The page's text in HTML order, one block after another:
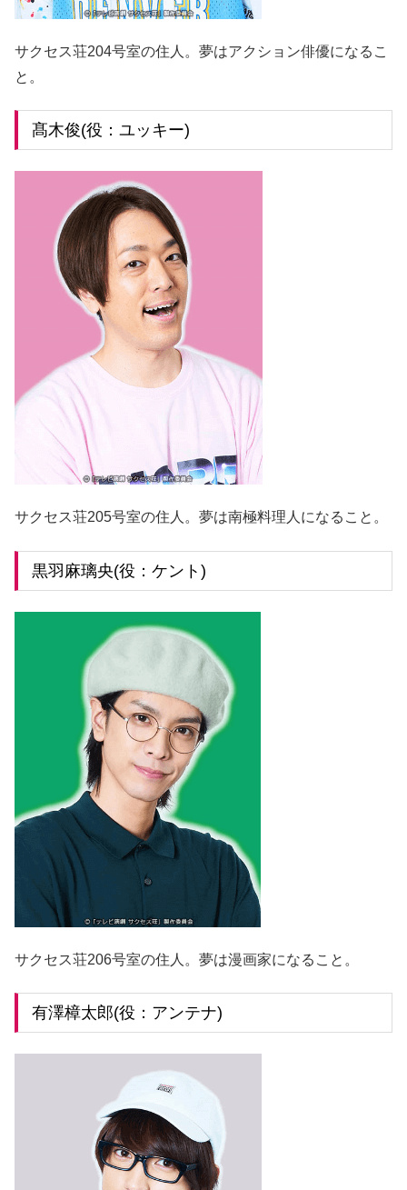
サクセス荘204号室の住人。夢はアクション俳優になるこ
と。
髙木俊(役：ユッキー)
サクセス荘205号室の住人。夢は南極料理人になること。
黒羽麻璃央(役：ケント)
サクセス荘206号室の住人。夢は漫画家になること。
有澤樟太郎(役：アンテナ)